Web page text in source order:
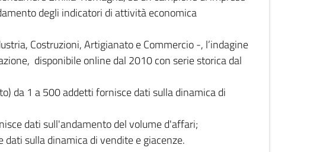
degli indicatori di attività economica
Costruzioni, Artigianato e Commercio -, l’indagine
disponibile online dal 2010 con serie storica dal
da 1 a 500 addetti fornisce dati sulla dinamica di
dati sull'andamento del volume d'affari;
sulla dinamica di vendite e giacenze.